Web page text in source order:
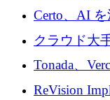
インテリジ
Improbable
Certo、AI
プラットフ
クラウド大
るなか、
ード資金を
Tonada、
援を受けて
ReVision